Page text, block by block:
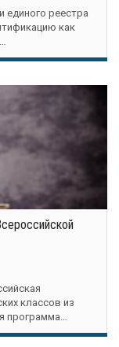
единого реестра
как
классов из
программа…